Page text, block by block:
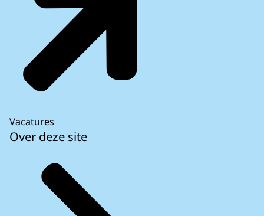
Vacatures
Over deze site